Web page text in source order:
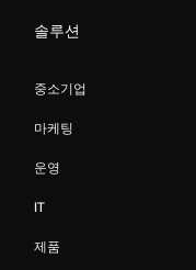
솔루션
중소기업
마케팅
운영
IT
제품